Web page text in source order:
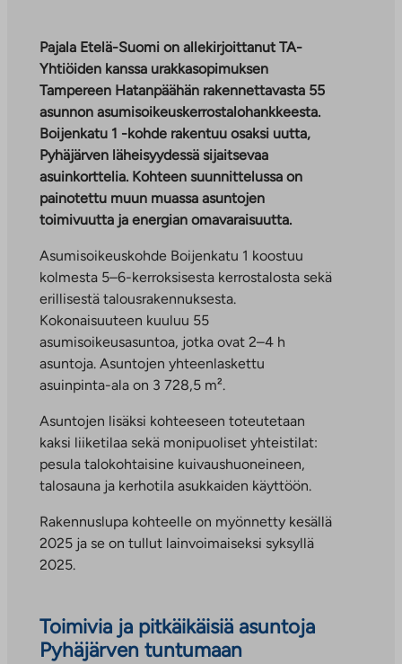
Pajala Etelä-Suomi on allekirjoittanut TA-
Yhtiöiden kanssa urakkasopimuksen
Tampereen Hatanpäähän rakennettavasta 55
asunnon asumisoikeuskerrostalohankkeesta.
Boijenkatu 1 -kohde rakentuu osaksi uutta,
Pyhäjärven läheisyydessä sijaitsevaa
asuinkorttelia. Kohteen suunnittelussa on
painotettu muun muassa asuntojen
toimivuutta ja energian omavaraisuutta.
Asumisoikeuskohde Boijenkatu 1 koostuu
kolmesta 5–6-kerroksisesta kerrostalosta sekä
erillisestä talousrakennuksesta.
Kokonaisuuteen kuuluu 55
asumisoikeusasuntoa, jotka ovat 2–4 h
asuntoja. Asuntojen yhteenlaskettu
asuinpinta-ala on 3 728,5 m².
Asuntojen lisäksi kohteeseen toteutetaan
kaksi liiketilaa sekä monipuoliset yhteistilat:
pesula talokohtaisine kuivaushuoneineen,
talosauna ja kerhotila asukkaiden käyttöön.
Rakennuslupa kohteelle on myönnetty kesällä
2025 ja se on tullut lainvoimaiseksi syksyllä
2025.
Toimivia ja pitkäikäisiä asuntoja
Pyhäjärven tuntumaan